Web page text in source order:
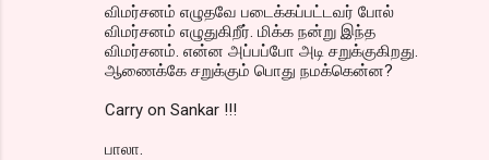
விமர்சனம் எழுதவே படைக்கப்பட்டவர் போல்
விமர்சனம் எழுதுகிறீர். மிக்க நன்று இந்த
விமர்சனம். என்ன அப்பப்போ அடி சறுக்குகிறது.
ஆணைக்கே சறுக்கும் பொது நமக்கென்ன?
Carry on Sankar !!!
பாலா.